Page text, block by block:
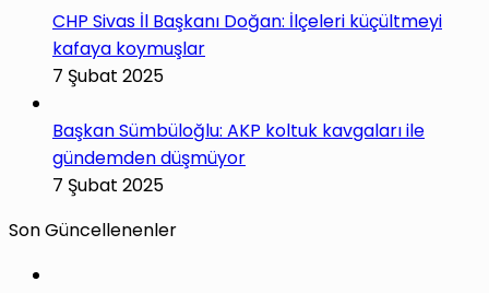
CHP Sivas İl Başkanı Doğan: İlçeleri küçültmeyi
kafaya koymuşlar
7 Şubat 2025
Başkan Sümbüloğlu: AKP koltuk kavgaları ile
gündemden düşmüyor
7 Şubat 2025
Son Güncellenenler